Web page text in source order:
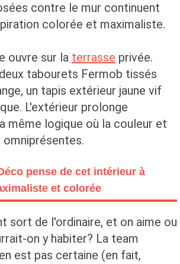
contre le mur continuent
colorée et maximaliste.
ouvre sur la terrasse privée.
tabourets Fermob tissés
un tapis extérieur jaune vif
L'extérieur prolonge
même logique où la couleur et
pense de cet intérieur à
et colorée
sort de l'ordinaire, et on aime ou
on y habiter? La team
est pas certaine (en fait,